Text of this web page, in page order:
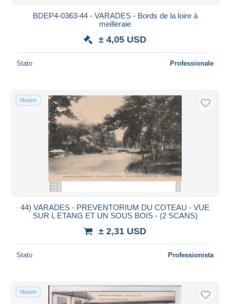
BDEP4-0363-44 - VARADES - Bords de la loire à
meilleraie
± 4,05 USD
Stato Professionale
Nuovo
44) VARADES - PREVENTORIUM DU COTEAU - VUE
SUR L ETANG ET UN SOUS BOIS - (2 SCANS)
± 2,31 USD
Stato Professionista
Nuovo